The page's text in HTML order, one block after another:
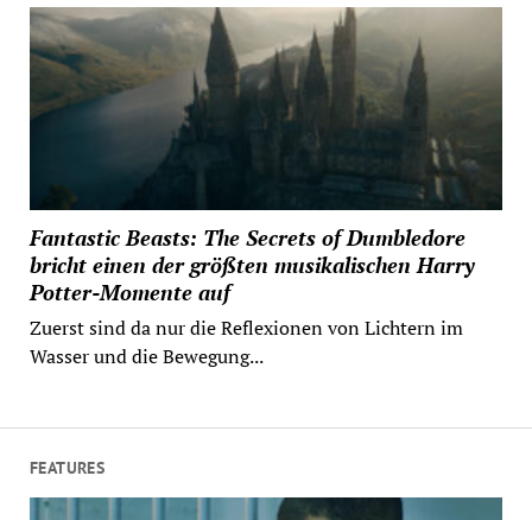
Fantastic Beasts: The Secrets of Dumbledore
bricht einen der größten musikalischen Harry
Potter-Momente auf
Zuerst sind da nur die Reflexionen von Lichtern im
Wasser und die Bewegung...
FEATURES